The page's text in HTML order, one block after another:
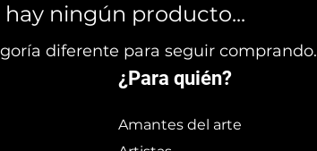
hay ningún producto...
diferente para seguir comprando.
¿Para quién?
Amantes del arte